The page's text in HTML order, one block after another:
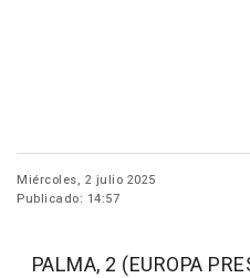
Miércoles, 2 julio 2025
Publicado: 14:57
PALMA, 2 (EUROPA